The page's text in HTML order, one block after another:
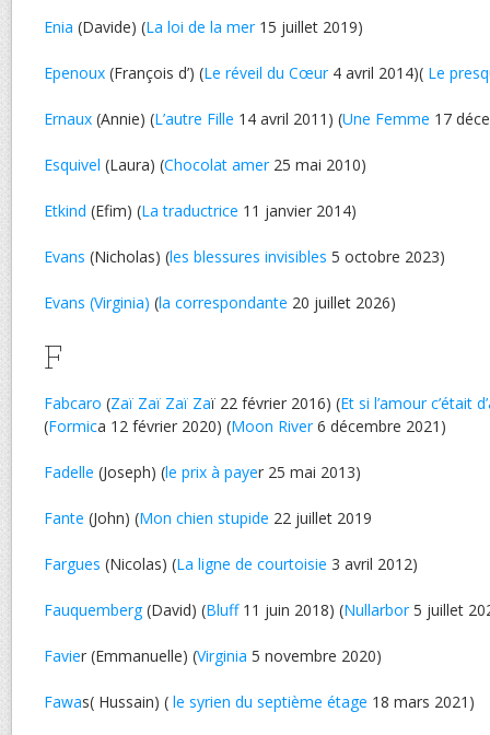
Enia (Davide) (La loi de la mer15 juillet 2019)
Epenoux (François d’) (Le réveil du Cœur4 avril 2014)( Le
Ernaux (Annie) (L’autre Fille 14 avril 2011) (Une Femme 17
Esquivel (Laura) (Chocolat amer25 mai 2010)
Etkind (Efim) (La traductrice 11 janvier 2014)
Evans (Nicholas) (les blessures invisibles 5 octobre 2023)
Evans (Virginia) (la correspondante 20 juillet 2026)
F
Fabcaro (Zaï Zaï Zaï Zaï 22 février 2016) (Et si l’amour c’était
(Formica 12 février 2020) (Moon River6 décembre 2021)
Fadelle (Joseph) (le prix à payer 25 mai 2013)
Fante (John) (Mon chien stupide 22 juillet 2019
Fargues (Nicolas) (La ligne de courtoisie 3 avril 2012)
Fauquemberg(David) (Bluff11 juin 2018) (Nullarbor5 juillet
Favier (Emmanuelle) (Virginia 5 novembre 2020)
Fawas( Hussain) ( le syrien du septième étage 18 mars 2021)